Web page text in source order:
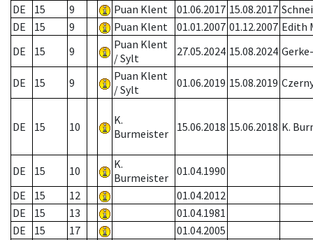
DE
15 9 Puan Klent 01.06.2017 15.08.2017
DE
15 9 Puan Klent 01.01.2007 01.12.2007 Edith
DE
15 9
Puan Klent
/ Sylt
27.05.2024 15.08.2024
DE 15 9
Puan Klent
/ Sylt
01.06.2019 15.08.2019
DE 15 10
K.
Burmeister
15.06.2018 15.06.2018 K.
DE 15 10
K.
Burmeister 01.04.1990
DE
15 12
01.04.2012
DE
15 13
01.04.1981
DE
15 17
01.04.2005